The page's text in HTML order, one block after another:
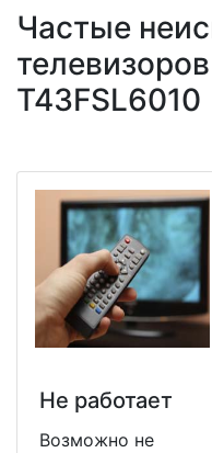
Частые
T43FSL6010
Не работает
Возможно не